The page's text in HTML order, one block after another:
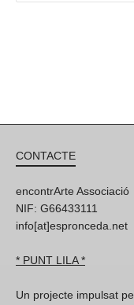
CONTACTE
encontrArte Associació
NIF: G66433111
info[at]espronceda.net
* PUNT LILA *
Un projecte impulsat